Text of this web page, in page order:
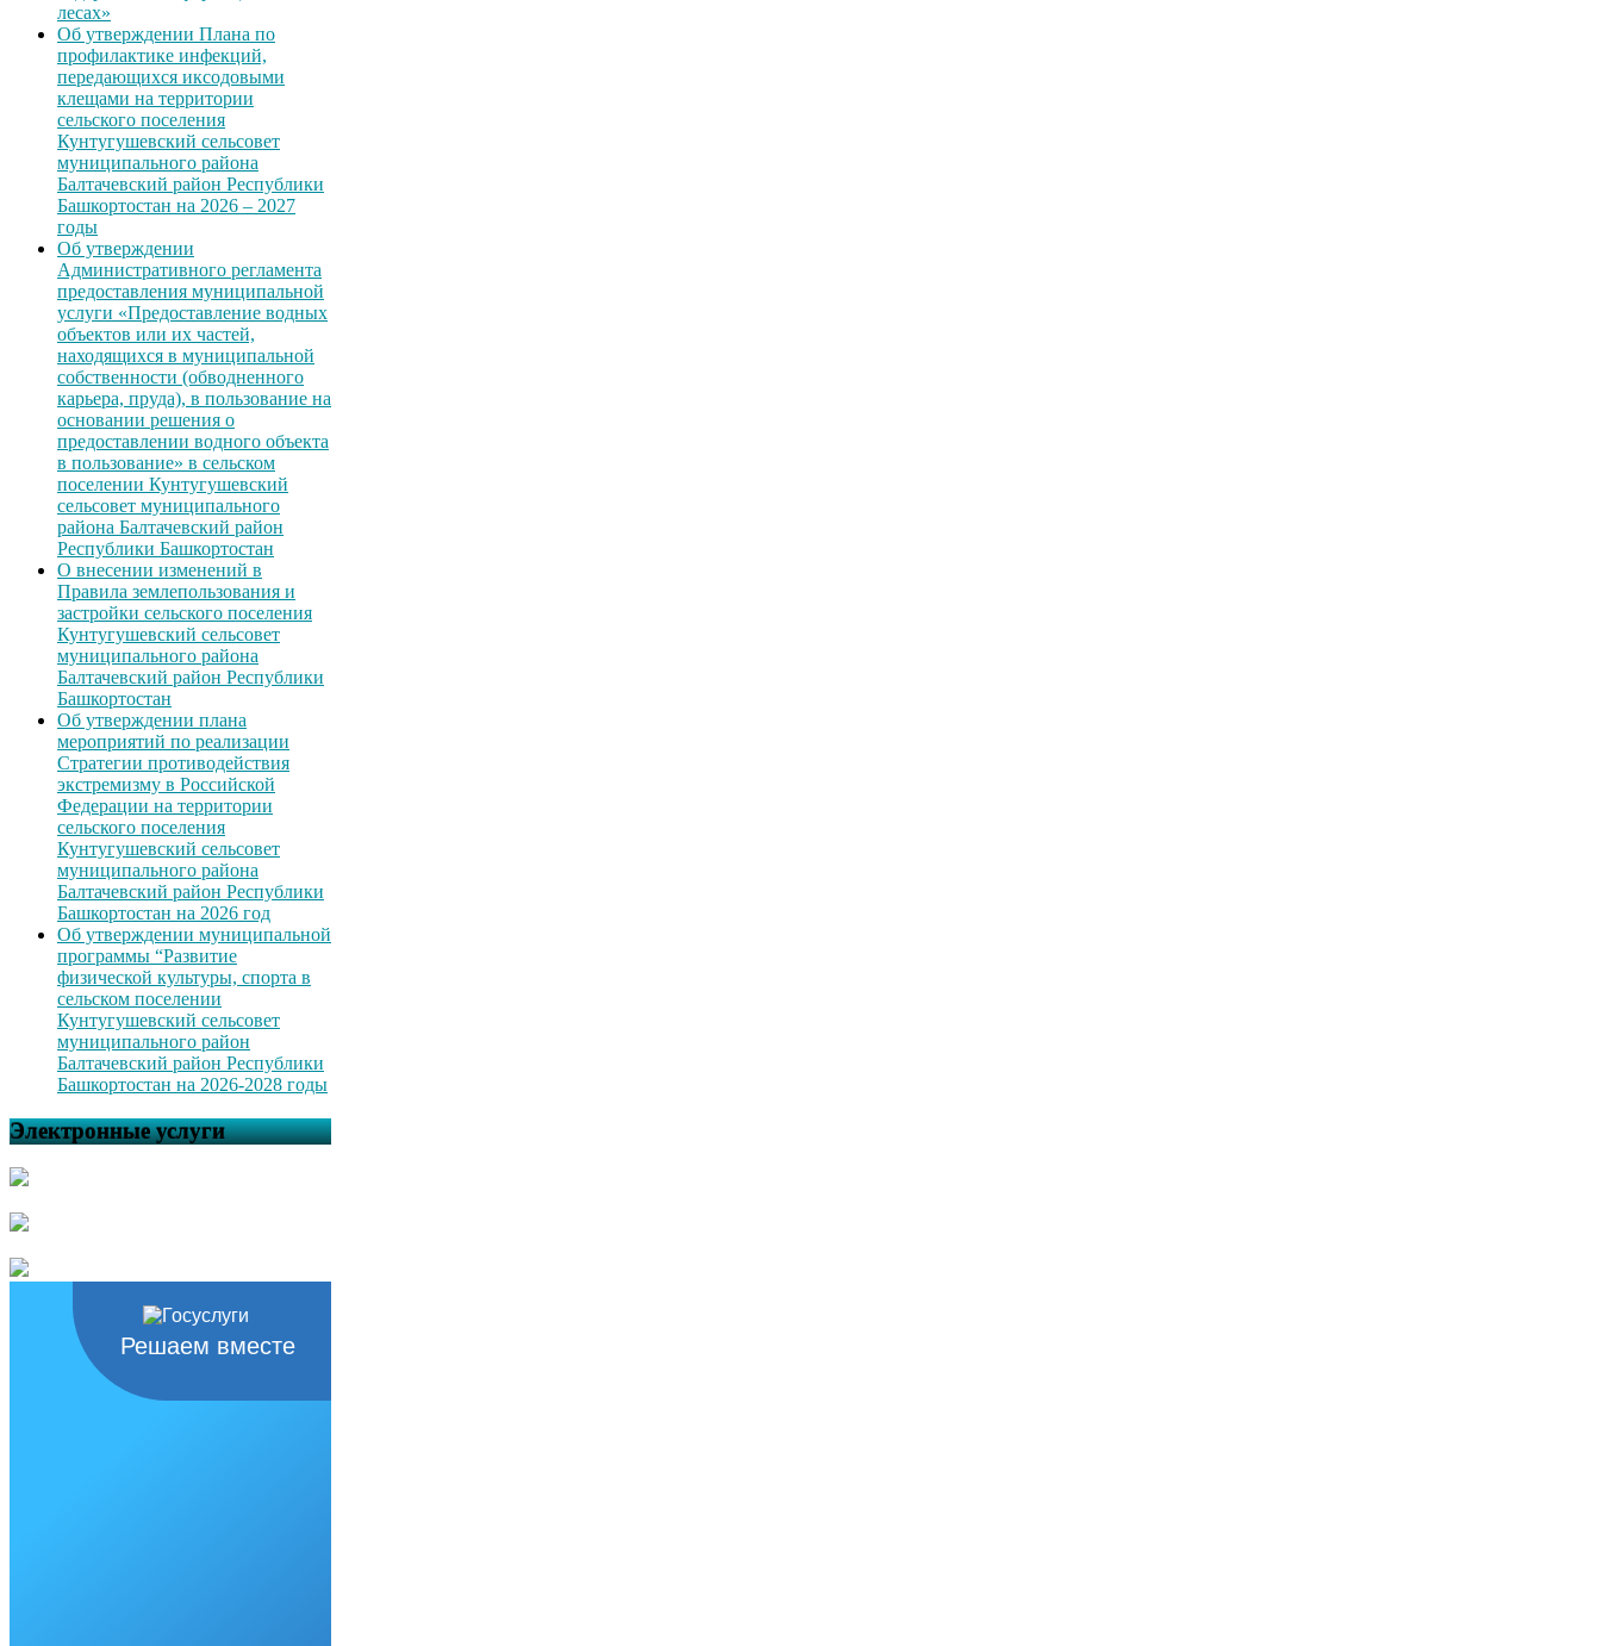
лесах»
Об утверждении Плана по
профилактике инфекций,
передающихся иксодовыми
клещами на территории
сельского поселения
Кунтугушевский сельсовет
муниципального района
Балтачевский район Республики
Башкортостан на 2026 – 2027
годы
Об утверждении
Административного регламента
предоставления муниципальной
услуги «Предоставление водных
объектов или их частей,
находящихся в муниципальной
собственности (обводненного
карьера, пруда), в пользование на
основании решения о
предоставлении водного объекта
в пользование» в сельском
поселении Кунтугушевский
сельсовет муниципального
района Балтачевский район
Республики Башкортостан
О внесении изменений в
Правила землепользования и
застройки сельского поселения
Кунтугушевский сельсовет
муниципального района
Балтачевский район Республики
Башкортостан
Об утверждении плана
мероприятий по реализации
Стратегии противодействия
экстремизму в Российской
Федерации на территории
сельского поселения
Кунтугушевский сельсовет
муниципального района
Балтачевский район Республики
Башкортостан на 2026 год
Об утверждении муниципальной
программы “Развитие
физической культуры, спорта в
сельском поселении
Кунтугушевский сельсовет
муниципального район
Балтачевский район Республики
Башкортостан на 2026-2028 годы
Электронные услуги
Решаем вместе